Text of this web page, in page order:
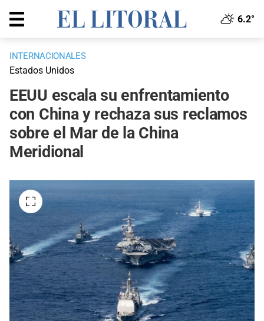
6.2°
INTERNACIONALES
Estados Unidos
EEUU escala su enfrentamiento
con China y rechaza sus reclamos
sobre el Mar de la China
Meridional